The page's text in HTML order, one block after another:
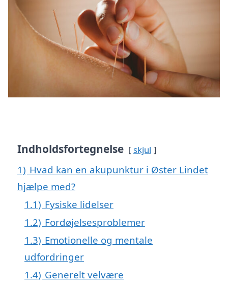
Indholdsfortegnelse skjul
1) Hvad kan en akupunktur i Øster Lindet
hjælpe med?
1.1) Fysiske lidelser
1.2) Fordøjelsesproblemer
1.3) Emotionelle og mentale
udfordringer
1.4) Generelt velvære